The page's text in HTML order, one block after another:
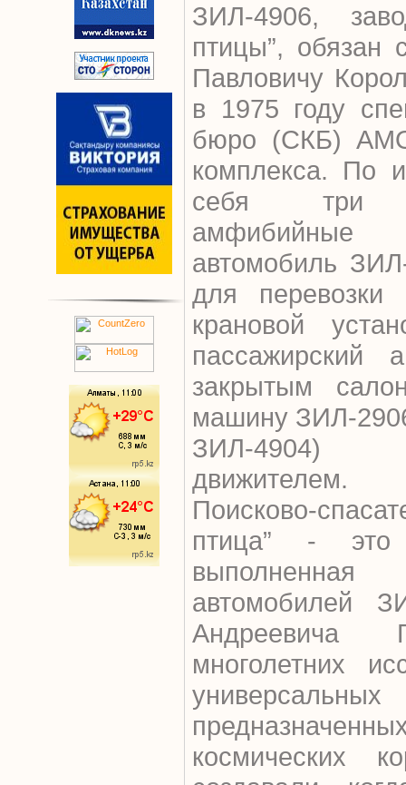
ЗИЛ-4906,
птицы”, обязан
Павловичу
в 1975 году
бюро (СКБ) АМО
комплекса. По
себя три
автомобиль
для перевозки
крановой
пассажирский
закрытым
машину ЗИЛ-
ЗИЛ-4904)
движителем.
Поисково-
птица” - это
автомобилей
Андреевича
многолетних
космических